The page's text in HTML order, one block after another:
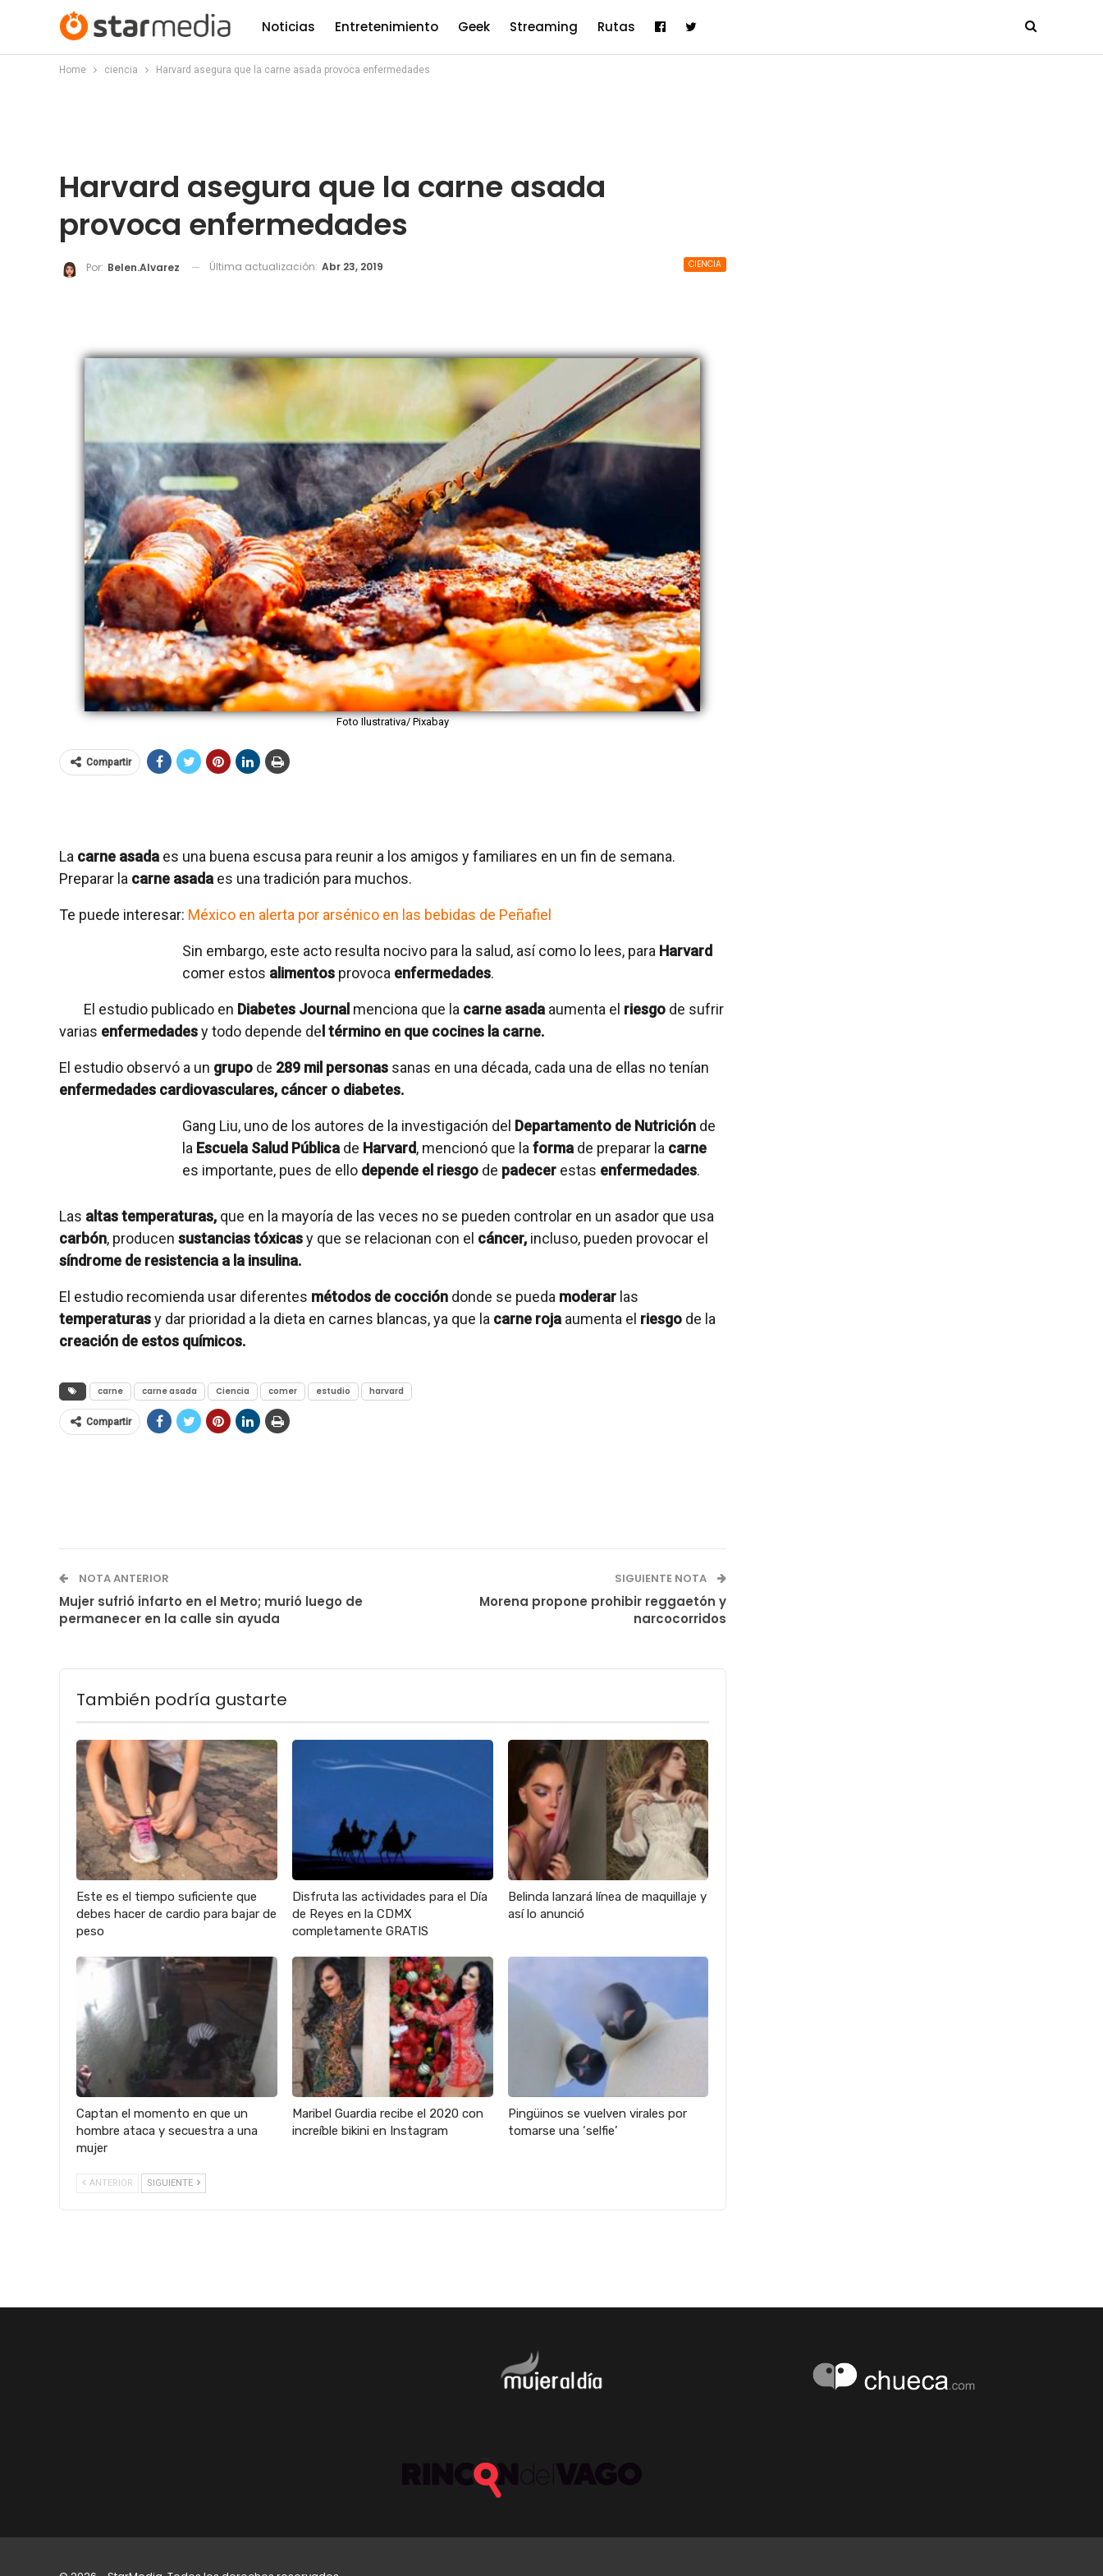
Noticias Entretenimiento Geek Streaming Rutas
Home ciencia Harvard asegura que la carne asada provoca enfermedades
Harvard asegura que la carne asada
provoca enfermedades
CIENCIA
Por: Belen.alvarez Última actualización: Abr 23, 2019
Foto Ilustrativa/ Pixabay
Compartir
La carne asada es una buena escusa para reunir a los amigos y familiares en un fin de semana.
Preparar la carne asada es una tradición para muchos.
Te puede interesar: México en alerta por arsénico en las bebidas de Peñafiel
Sin embargo, este acto resulta nocivo para la salud, así como lo lees, para Harvard
comer estos alimentos provoca enfermedades.
El estudio publicado en Diabetes Journal menciona que la carne asada aumenta el riesgo de sufrir
varias enfermedadesy todo depende del término en que cocines la carne.
El estudio observó a un grupo de 289 mil personas sanas en una década, cada una de ellas no tenían
enfermedades cardiovasculares, cáncer o diabetes.
Gang Liu, uno de los autores de la investigación del Departamento de Nutrición de
la Escuela Salud Pública de Harvard, mencionó que la forma de preparar la carne
es importante, pues de ello depende el riesgo de padecer estas enfermedades.
Las altas temperaturas, que en la mayoría de las veces no se pueden controlar en un asador que usa
carbón, producen sustancias tóxicasy que se relacionan con el cáncer, incluso, pueden provocar el
síndrome de resistencia a la insulina.
El estudio recomienda usar diferentes métodos de cocción donde se pueda moderar las
temperaturasy dar prioridad a la dieta en carnes blancas, ya que la carne roja aumenta el riesgo de la
creación de estos químicos.
carne carne asada Ciencia comer estudio harvard
Compartir
NOTA ANTERIOR
Mujer sufrió infarto en el Metro; murió luego de
permanecer en la calle sin ayuda
SIGUIENTE NOTA
Morena propone prohibir reggaetón y
narcocorridos
También podría gustarte
Este es el tiempo suficiente que
debes hacer de cardio para bajar de
peso
Disfruta las actividades para el Día
de Reyes en la CDMX
completamente GRATIS
Belinda lanzará línea de maquillaje y
así lo anunció
Captan el momento en que un
hombre ataca y secuestra a una
mujer
Maribel Guardia recibe el 2020 con
increíble bikini en Instagram
Pingüinos se vuelven virales por
tomarse una ‘selfie’
ANTERIOR SIGUIENTE